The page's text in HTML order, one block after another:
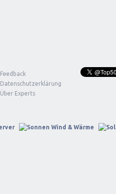
Feedback
Datenschutzerklärung
Über Experts